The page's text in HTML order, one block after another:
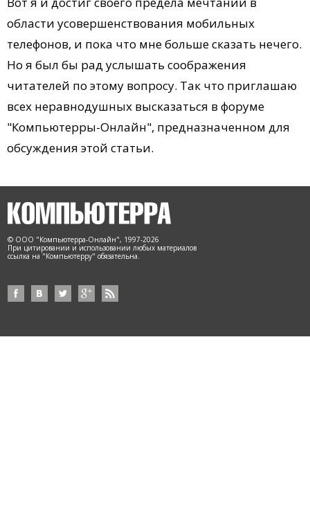
области усовершенствования мобильных
телефонов, и пока что мне больше сказать нечего.
Но я был бы рад услышать соображения
читателей по этому вопросу. Так что приглашаю
всех неравнодушных высказаться в форуме
"Компьютерры-Онлайн", предназначенном для
обсуждения этой статьи.
© ООО "Компьютерра-Онлайн", 1997-2026
При цитировании и использовании любых материалов
ссылка на "Компьютерру" обязательна.